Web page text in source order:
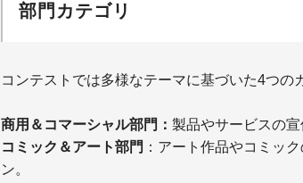
部門カテゴリ
コンテストでは多様なテーマに基づいた4つの
商用＆コマーシャル部門： 製品やサービスの宣
コミック＆アート部門 ：アート作品やコミッ
ン。